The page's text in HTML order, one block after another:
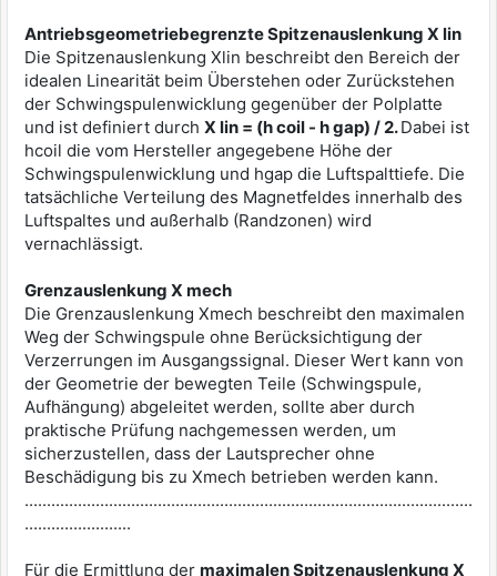
Antriebsgeometriebegrenzte Spitzenauslenkung X lin
Die Spitzenauslenkung Xlin beschreibt den Bereich der
idealen Linearität beim Überstehen oder Zurückstehen
der Schwingspulenwicklung gegenüber der Polplatte
und ist definiert durch X lin = (h coil - h gap) / 2.Dabei ist
hcoil die vom Hersteller angegebene Höhe der
Schwingspulenwicklung und hgap die Luftspalttiefe. Die
tatsächliche Verteilung des Magnetfeldes innerhalb des
Luftspaltes und außerhalb (Randzonen) wird
vernachlässigt.
Grenzauslenkung X mech
Die Grenzauslenkung Xmech beschreibt den maximalen
Weg der Schwingspule ohne Berücksichtigung der
Verzerrungen im Ausgangssignal. Dieser Wert kann von
der Geometrie der bewegten Teile (Schwingspule,
Aufhängung) abgeleitet werden, sollte aber durch
praktische Prüfung nachgemessen werden, um
sicherzustellen, dass der Lautsprecher ohne
Beschädigung bis zu Xmech betrieben werden kann.
.....................................................................................................
........................
Für die Ermittlung der maximalen Spitzenauslenkung X